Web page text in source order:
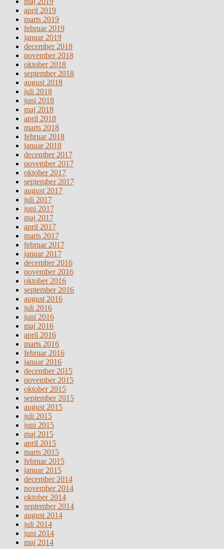
april 2019
marts 2019
februar 2019
januar 2019
december 2018
november 2018
oktober 2018
september 2018
august 2018
juli 2018
juni 2018
maj 2018
april 2018
marts 2018
februar 2018
januar 2018
december 2017
november 2017
oktober 2017
september 2017
august 2017
juli 2017
juni 2017
maj 2017
april 2017
marts 2017
februar 2017
januar 2017
december 2016
november 2016
oktober 2016
september 2016
august 2016
juli 2016
juni 2016
maj 2016
april 2016
marts 2016
februar 2016
januar 2016
december 2015
november 2015
oktober 2015
september 2015
august 2015
juli 2015
juni 2015
maj 2015
april 2015
marts 2015
februar 2015
januar 2015
december 2014
november 2014
oktober 2014
september 2014
august 2014
juli 2014
juni 2014
maj 2014